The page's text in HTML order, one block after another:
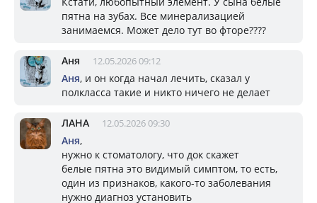
пятна на зубах. Все минерализацией
занимаемся. Может дело тут во фторе????
Аня 12.05.2026 09:12
Аня, и он когда начал лечить, сказал у
полкласса такие и никто ничего не делает
ЛАНА 12.05.2026 09:30
Аня,
нужно к стоматологу, что док скажет
белые пятна это видимый симптом, то есть,
один из признаков, какого-то заболевания
нужно диагноз установить